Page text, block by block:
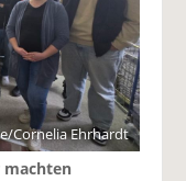
Cornelia Ehrhardt
machten